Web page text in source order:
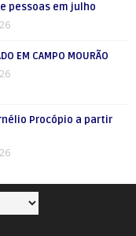
pessoas em julho
EM CAMPO MOURÃO
Procópio a partir